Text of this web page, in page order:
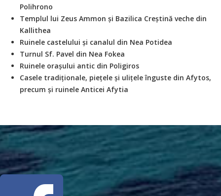
Polihrono
Templul lui Zeus Ammon și Bazilica Creștină veche din
Kallithea
Ruinele castelului și canalul din Nea Potidea
Turnul Sf. Pavel din Nea Fokea
Ruinele orașului antic din Poligiros
Casele tradiționale, piețele și ulițele înguste din Afytos,
precum și ruinele Anticei Afytia